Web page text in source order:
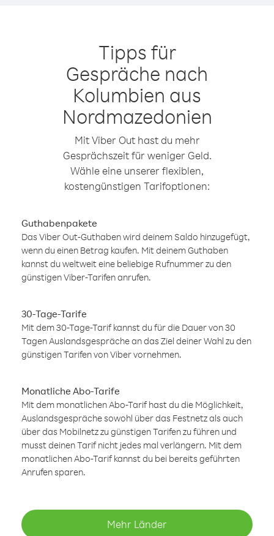
Tipps für
Gespräche nach
Kolumbien aus
Nordmazedonien
Mit Viber Out hast du mehr
Gesprächszeit für weniger Geld.
Wähle eine unserer flexiblen,
kostengünstigen Tarifoptionen:
Guthabenpakete
Das Viber Out-Guthaben wird deinem Saldo hinzugefügt,
wenn du einen Betrag kaufen. Mit deinem Guthaben
kannst du weltweit eine beliebige Rufnummer zu den
günstigen Viber-Tarifen anrufen.
30-Tage-Tarife
Mit dem 30-Tage-Tarif kannst du für die Dauer von 30
Tagen Auslandsgespräche an das Ziel deiner Wahl zu den
günstigen Tarifen von Viber vornehmen.
Monatliche Abo-Tarife
Mit dem monatlichen Abo-Tarif hast du die Möglichkeit,
Auslandsgespräche sowohl über das Festnetz als auch
über das Mobilnetz zu günstigen Tarifen zu führen und
musst deinen Tarif nicht jedes mal verlängern. Mit dem
monatlichen Abo-Tarif kannst du bei bereits geführten
Anrufen sparen.
Mehr Länder